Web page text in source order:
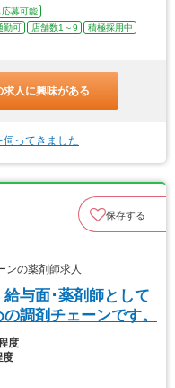
募可能
勤可 店舗数1～9
積極採用中
求人に興味がある
ってきました
保存する
の薬剤師求人
給与面･薬剤師として
調剤チェーンです。
度
度